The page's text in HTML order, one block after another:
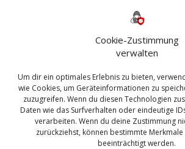
Cookie-Zustimmung
verwalten
Um dir ein optimales Erlebnis zu bieten,
wie Cookies, um Geräteinformationen zu
zuzugreifen. Wenn du diesen Technologien
Daten wie das Surfverhalten oder eindeutige
verarbeiten. Wenn du deine Zustimmung
zurückziehst, können bestimmte
beeinträchtigt werden.
Bautagebuch
Exchange firewall Fritzbox
Microsoft
Sanierung SBS Security Server
Sicherung SIEM Sophos
Update Upgrade UTM VCenter
VMWare VPN WAZUH
Zertifikat